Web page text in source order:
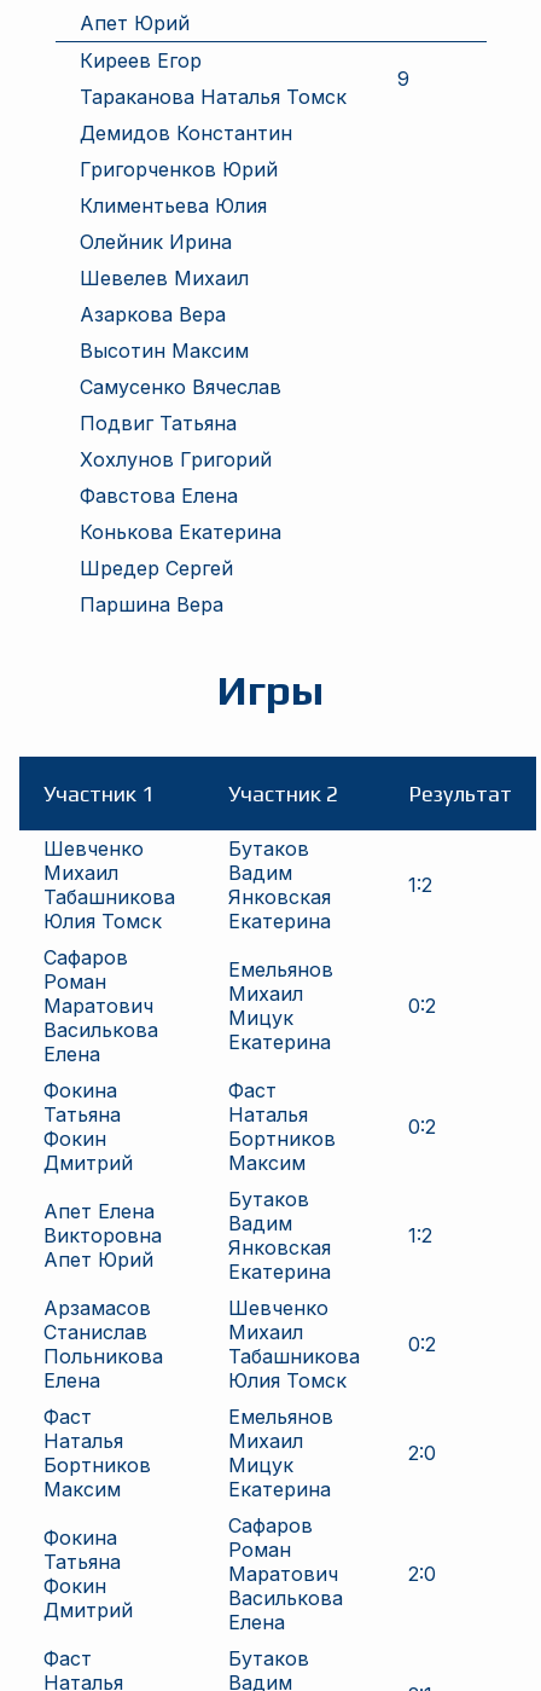
Апет Юрий
Киреев Егор
9
Тараканова Наталья Томск
Демидов Константин
Григорченков Юрий
Климентьева Юлия
Олейник Ирина
Шевелев Михаил
Азаркова Вера
Высотин Максим
Самусенко Вячеслав
Подвиг Татьяна
Хохлунов Григорий
Фавстова Елена
Конькова Екатерина
Шредер Сергей
Паршина Вера
Игры
Участник 1 Участник 2 Результат
Шевченко
Михаил
Табашникова
Юлия Томск
Бутаков
Вадим
Янковская
Екатерина
1:2
Сафаров
Роман
Маратович
Василькова
Елена
Емельянов
Михаил
Мицук
Екатерина
0:2
Фокина
Татьяна
Фокин
Дмитрий
Фаст
Наталья
Бортников
Максим
0:2
Апет Елена
Викторовна
Апет Юрий
Бутаков
Вадим
Янковская
Екатерина
1:2
Арзамасов
Станислав
Польникова
Елена
Шевченко
Михаил
Табашникова
Юлия Томск
0:2
Фаст
Наталья
Бортников
Максим
Емельянов
Михаил
Мицук
Екатерина
2:0
Фокина
Татьяна
Фокин
Дмитрий
Сафаров
Роман
Маратович
Василькова
Елена
2:0
Фаст
Наталья
Бутаков
Вадим